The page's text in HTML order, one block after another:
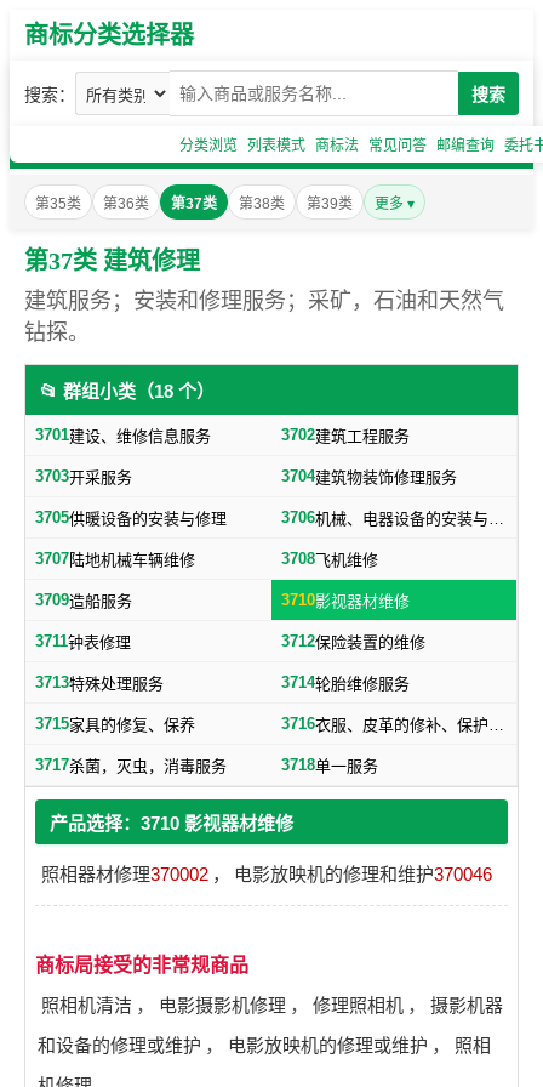
商标分类选择器
搜索： 搜索
分类浏览 列表模式 商标法 常见问答 邮编查询 委托
第35类 第36类 第37类 第38类 第39类 更多 ▾
第37类 建筑修理
建筑服务；安装和修理服务；采矿，石油和天然气
钻探。
📂 群组小类（18 个）
3701建设、维修信息服务 3702建筑工程服务
3703开采服务 3704建筑物装饰修理服务
3705供暖设备的安装与修理 3706 机械、电器设备的安装与修理
3707陆地机械车辆维修 3708飞机维修
3709造船服务 3710影视器材维修
3711钟表修理 3712保险装置的维修
3713特殊处理服务 3714轮胎维修服务
3715家具的修复、保养 3716 衣服、皮革的修补、保护、洗涤服务
3717杀菌，灭虫，消毒服务 3718单一服务
产品选择：3710 影视器材维修
照相器材修理370002 ， 电影放映机的修理和维护370046
商标局接受的非常规商品
照相机清洁 ， 电影摄影机修理 ， 修理照相机 ，
摄影机器
和设备的修理或维护 ， 电影放映机的修理或维护 ，
照相